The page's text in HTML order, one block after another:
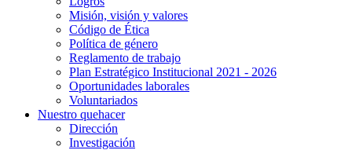
Misión, visión y valores
Código de Ética
Política de género
Reglamento de trabajo
Plan Estratégico Institucional 2021 - 2026
Oportunidades laborales
Voluntariados
Nuestro quehacer
Dirección
Investigación